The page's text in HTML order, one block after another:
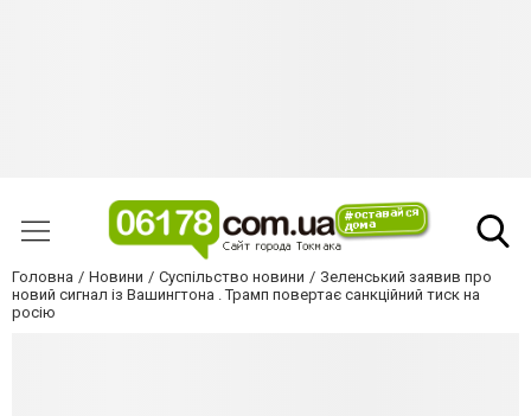
Головна Новини Суспільство новини
Зеленський заявив про
новий сигнал із Вашингтона . Трамп повертає санкційний тиск на
росію